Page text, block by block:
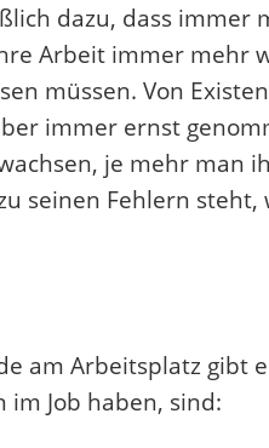
dazu, dass immer
Arbeit immer mehr
müssen. Von
immer ernst
je mehr man
seinen Fehlern steht,
am Arbeitsplatz gibt
im Job haben, sind: